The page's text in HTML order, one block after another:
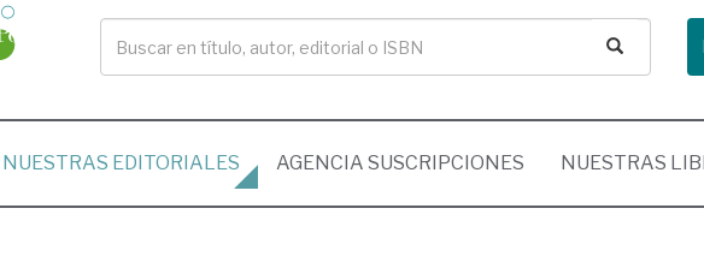
NUESTRAS EDITORIALES AGENCIA SUSCRIPCIONES NUESTRAS